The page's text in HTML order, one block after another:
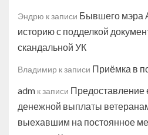
Эндрю к записи Бывшего мэра
историю с подделкой
скандальной УК
Владимир к записи Приёмка в
adm к записи Предоставление
денежной выплаты
выехавшим на постоянное